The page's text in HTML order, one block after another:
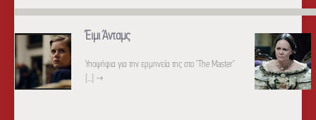
Έιμι Άνταμς
Υποψήφια για την ερμηνεία της στο "The Master"
[...] →